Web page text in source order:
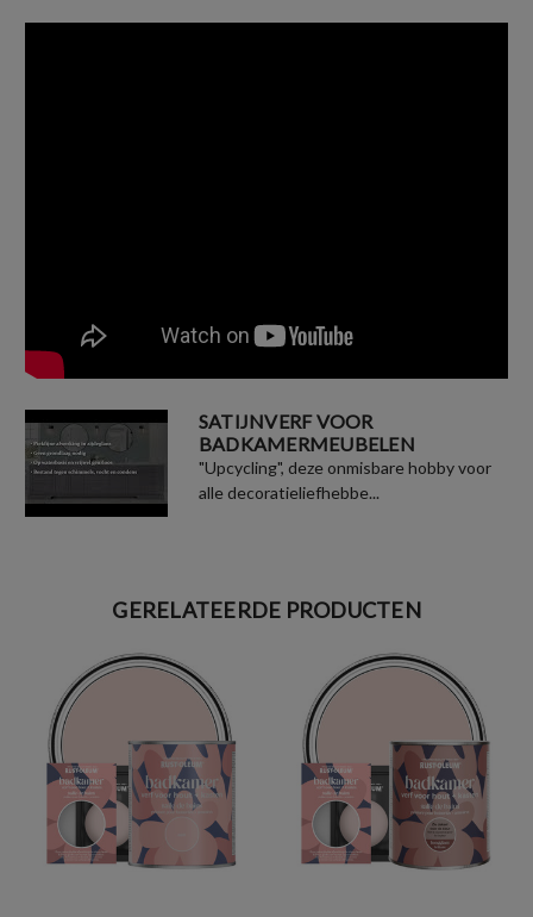
SATIJNVERF VOOR
BADKAMERMEUBELEN
"Upcycling", deze onmisbare hobby voor
alle decoratieliefhebbe...
GERELATEERDE PRODUCTEN